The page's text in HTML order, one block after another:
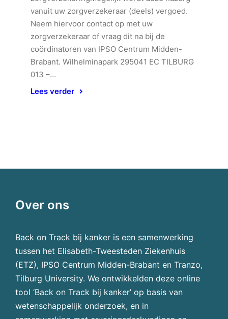
vanuit uw zorgverzekeraar (deels) vergoed.
Neem hiervoor contact op met uw
zorgverzekeraar of vraag dit na bij de
coördinatoren van IPSO Centrum Midden-
Brabant. Wilhelminapark 295041 EC TILBURG
013 –…
Lees verder
Over ons
Back on Track bij kanker is een samenwerking
tussen het Elisabeth-Tweesteden Ziekenhuis
(ETZ), IPSO Centrum Midden-Brabant en Tranzo,
Tilburg University. We ontwikkelden deze online
tool ‘Back on Track bij kanker’ op basis van
wetenschappelijk onderzoek, en in